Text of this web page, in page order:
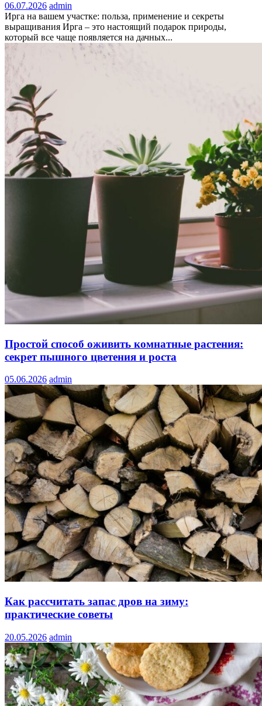
06.07.2026 admin
Ирга на вашем участке: польза, применение и секреты
выращивания Ирга – это настоящий подарок природы,
который все чаще появляется на дачных...
Простой способ оживить комнатные растения:
секрет пышного цветения и роста
05.06.2026 admin
Как рассчитать запас дров на зиму:
практические советы
20.05.2026 admin